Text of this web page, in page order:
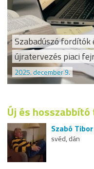
Szabadúszó fordítók
újratervezés piaci
2025. december 9.
Új és
Szabó
svéd, dán